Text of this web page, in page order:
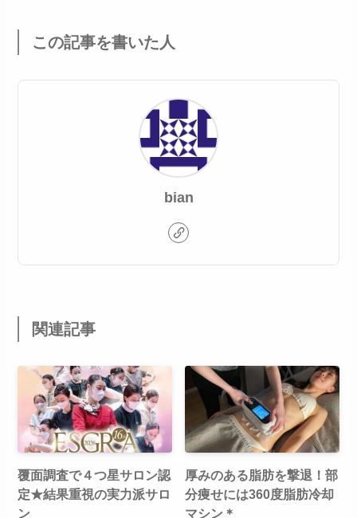
この記事を書いた人
bian
関連記事
覆面調査で４つ星サロン認
定★結果重視の実力派サロ
ン
厚みのある脂肪を撃退！部
分痩せには360度脂肪冷却
マシン＊